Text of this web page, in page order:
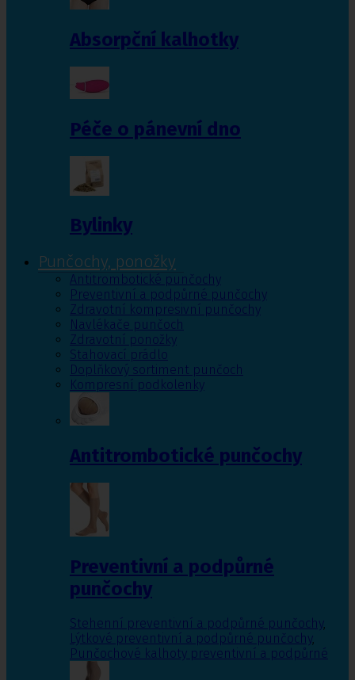
Absorpční kalhotky
Péče o pánevní dno
Bylinky
Punčochy, ponožky
Antitrombotické punčochy
Preventivní a podpůrné punčochy
Zdravotní kompresivní punčochy
Navlékače punčoch
Zdravotní ponožky
Stahovací prádlo
Doplňkový sortiment punčoch
Kompresní podkolenky
Antitrombotické punčochy
Preventivní a podpůrné
punčochy
Stehenní preventivní a podpůrné punčochy,
Lýtkové preventivní a podpůrné punčochy,
Punčochové kalhoty preventivní a podpůrné